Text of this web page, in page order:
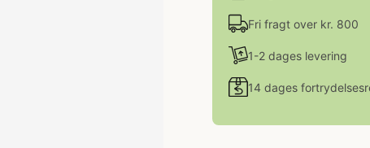
Fri fragt over kr. 800
1-2 dages levering
14 dages